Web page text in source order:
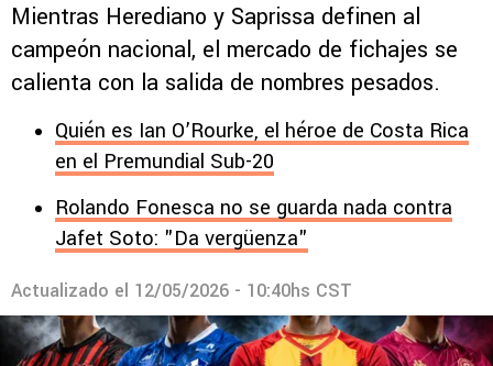
Mientras Herediano y Saprissa definen al
campeón nacional, el mercado de fichajes se
calienta con la salida de nombres pesados.
Quién es Ian O’Rourke, el héroe de Costa Rica
en el Premundial Sub-20
Rolando Fonesca no se guarda nada contra
Jafet Soto: "Da vergüenza"
Actualizado el 12/05/2026 - 10:40hs CST